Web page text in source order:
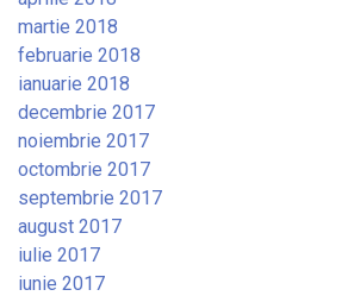
martie 2018
februarie 2018
ianuarie 2018
decembrie 2017
noiembrie 2017
octombrie 2017
septembrie 2017
august 2017
iulie 2017
iunie 2017